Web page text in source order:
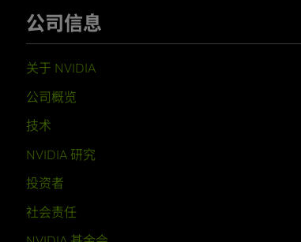
公司信息
关于 NVIDIA
公司概览
技术
NVIDIA 研究
投资者
社会责任